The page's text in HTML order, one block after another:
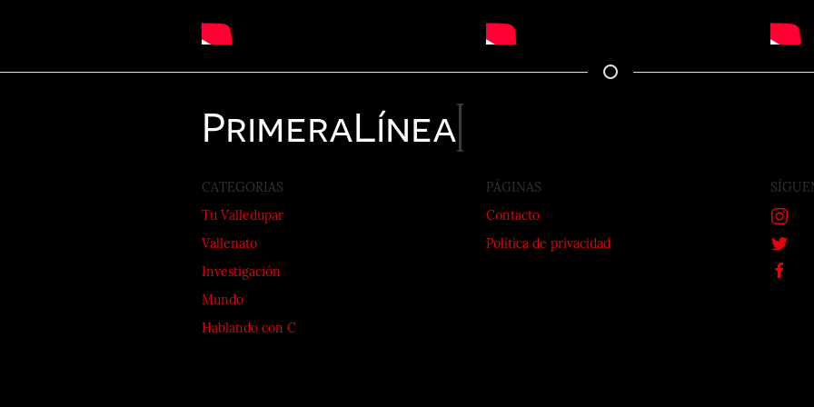
PrimeraLínea
CATEGORIAS
Tu Valledupar
Vallenato
Investigación
Mundo
Hablando con C
PÁGINAS
Contacto
Política de privacidad